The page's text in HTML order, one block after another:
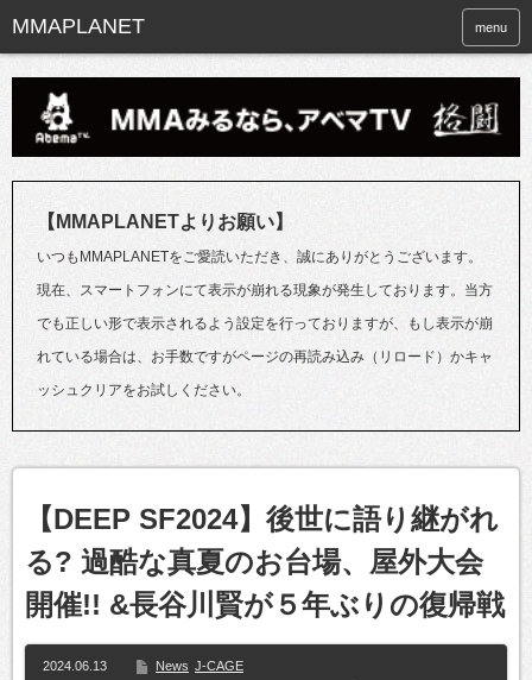
menu
【MMAPLANETよりお願い】
いつもMMAPLANETをご愛読いただき、誠にありがとうございます。
現在、スマートフォンにて表示が崩れる現象が発生しております。当方
でも正しい形で表示されるよう設定を行っておりますが、もし表示が崩
れている場合は、お手数ですがページの再読み込み（リロード）かキャ
ッシュクリアをお試しください。
【DEEP SF2024】後世に語り継がれ
る? 過酷な真夏のお台場、屋外大会
開催!! &長谷川賢が５年ぶりの復帰戦
2024.06.13 News J-CAGE